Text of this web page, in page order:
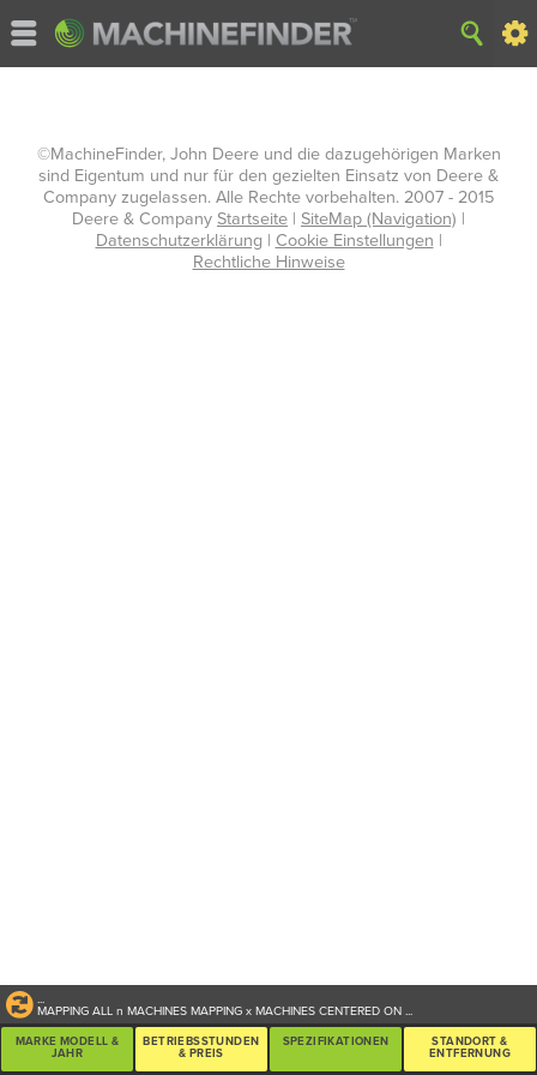
...
MAPPING ALLn MACHINESMAPPINGx MACHINES CENTERED ON...
MARKE MODELL &
JAHR
BETRIEBSSTUNDEN
& PREIS
SPEZIFIKATIONEN
STANDORT &
ENTFERNUNG
©MachineFinder, John Deere und die dazugehörigen Marken
sind Eigentum und nur für den gezielten Einsatz von Deere &
Company zugelassen. Alle Rechte vorbehalten. 2007 - 2015
Deere & Company Startseite | SiteMap (Navigation) |
Datenschutzerklärung | Cookie Einstellungen |
Rechtliche Hinweise